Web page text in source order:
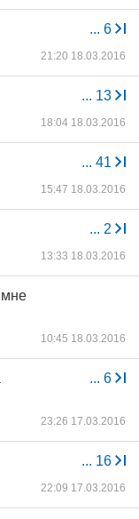
... 6
21:20 18.03.2016
... 13
18:04 18.03.2016
... 41
15:47 18.03.2016
... 2
13:33 18.03.2016
мне
10:45 18.03.2016
... 6
23:26 17.03.2016
... 16
22:09 17.03.2016